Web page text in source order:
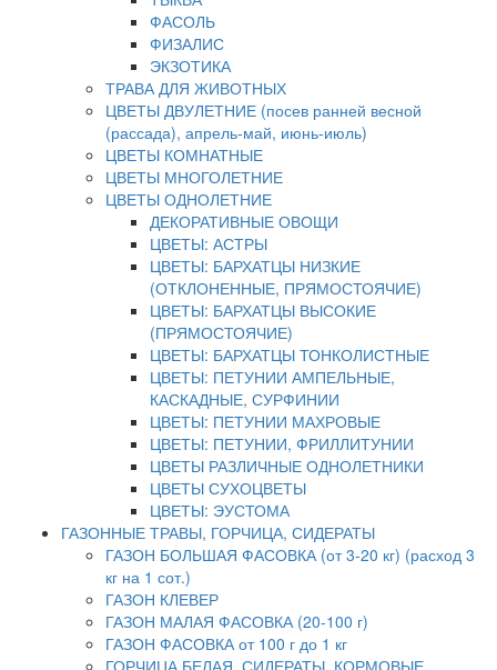
ФАСОЛЬ
ФИЗАЛИС
ЭКЗОТИКА
ТРАВА ДЛЯ ЖИВОТНЫХ
ЦВЕТЫ ДВУЛЕТНИЕ (посев ранней весной
(рассада), апрель-май, июнь-июль)
ЦВЕТЫ КОМНАТНЫЕ
ЦВЕТЫ МНОГОЛЕТНИЕ
ЦВЕТЫ ОДНОЛЕТНИЕ
ДЕКОРАТИВНЫЕ ОВОЩИ
ЦВЕТЫ: АСТРЫ
ЦВЕТЫ: БАРХАТЦЫ НИЗКИЕ
(ОТКЛОНЕННЫЕ, ПРЯМОСТОЯЧИЕ)
ЦВЕТЫ: БАРХАТЦЫ ВЫСОКИЕ
(ПРЯМОСТОЯЧИЕ)
ЦВЕТЫ: БАРХАТЦЫ ТОНКОЛИСТНЫЕ
ЦВЕТЫ: ПЕТУНИИ АМПЕЛЬНЫЕ,
КАСКАДНЫЕ, СУРФИНИИ
ЦВЕТЫ: ПЕТУНИИ МАХРОВЫЕ
ЦВЕТЫ: ПЕТУНИИ, ФРИЛЛИТУНИИ
ЦВЕТЫ РАЗЛИЧНЫЕ ОДНОЛЕТНИКИ
ЦВЕТЫ СУХОЦВЕТЫ
ЦВЕТЫ: ЭУСТОМА
ГАЗОННЫЕ ТРАВЫ, ГОРЧИЦА, СИДЕРАТЫ
ГАЗОН БОЛЬШАЯ ФАСОВКА (от 3-20 кг) (расход 3
кг на 1 сот.)
ГАЗОН КЛЕВЕР
ГАЗОН МАЛАЯ ФАСОВКА (20-100 г)
ГАЗОН ФАСОВКА от 100 г до 1 кг
ГОРЧИЦА БЕЛАЯ, СИДЕРАТЫ, КОРМОВЫЕ,